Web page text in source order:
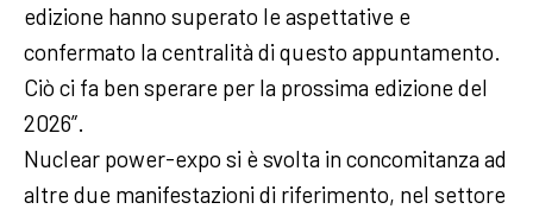
edizione hanno superato le aspettative e
confermato la centralità di questo appuntamento.
Ciò ci fa ben sperare per la prossima edizione del
2026”.
Nuclear power-expo si è svolta in concomitanza ad
altre due manifestazioni di riferimento, nel settore